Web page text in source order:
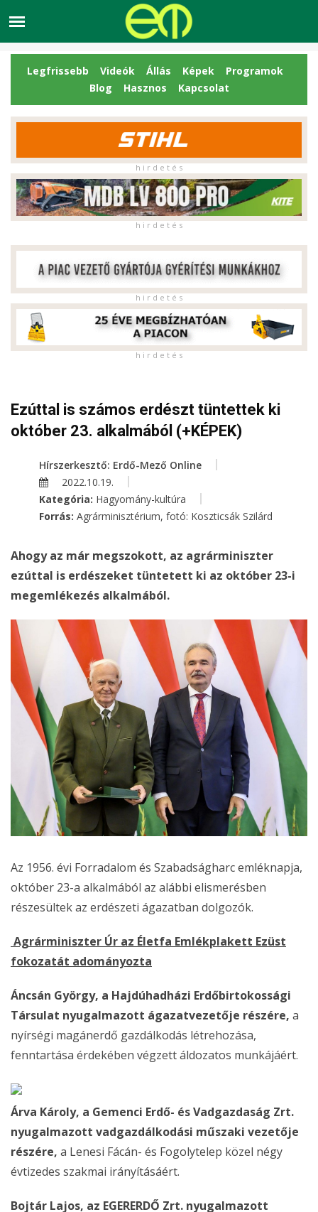
Legfrissebb Videók Állás Képek
Programok
Blog
Hasznos Kapcsolat
h i r d e t é s
h i r d e t é s
h i r d e t é s
h i r d e t é s
Ezúttal is számos erdészt tüntettek ki
október 23. alkalmából (+KÉPEK)
Hírszerkesztő: Erdő-Mező Online
2022.10.19.
Kategória: Hagyomány-kultúra
Forrás: Agrárminisztérium, fotó: Koszticsák Szilárd
Ahogy az már megszokott, az agrárminiszter
ezúttal is erdészeket tüntetett ki az október 23-i
megemlékezés alkalmából.
Az 1956. évi Forradalom és Szabadságharc emléknapja,
október 23-a alkalmából az alábbi elismerésben
részesültek az erdészeti ágazatban dolgozók.
Agrárminiszter Úr az Életfa Emlékplakett Ezüst
fokozatát adományozta
Áncsán György, a Hajdúhadházi Erdőbirtokossági
Társulat nyugalmazott ágazatvezetője részére, a
nyírségi magánerdő gazdálkodás létrehozása,
fenntartása érdekében végzett áldozatos munkájáért.
Árva Károly, a Gemenci Erdő- és Vadgazdaság Zrt.
nyugalmazott vadgazdálkodási műszaki vezetője
részére, a Lenesi Fácán- és Fogolytelep közel négy
évtizedes szakmai irányításáért.
Bojtár Lajos, az EGERERDŐ Zrt. nyugalmazott